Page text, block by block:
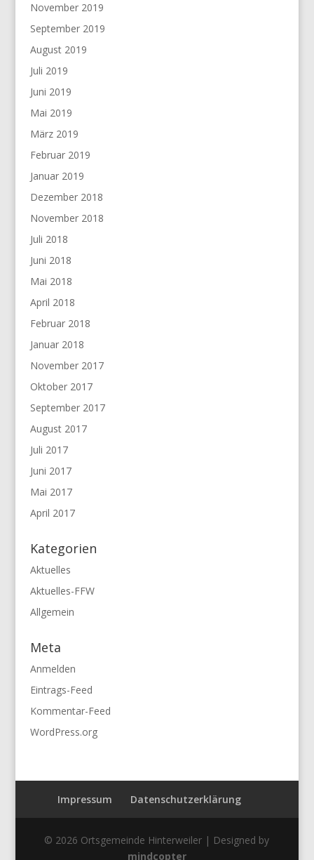
November 2019
September 2019
August 2019
Juli 2019
Juni 2019
Mai 2019
März 2019
Februar 2019
Januar 2019
Dezember 2018
November 2018
Juli 2018
Juni 2018
Mai 2018
April 2018
Februar 2018
Januar 2018
November 2017
Oktober 2017
September 2017
August 2017
Juli 2017
Juni 2017
Mai 2017
April 2017
Kategorien
Aktuelles
Aktuelles-FFW
Allgemein
Meta
Anmelden
Eintrags-Feed
Kommentar-Feed
WordPress.org
Impressum Datenschutzerklärung
© 2026 Ortsgemeinde Hinterweiler | Designed by
mindcopter